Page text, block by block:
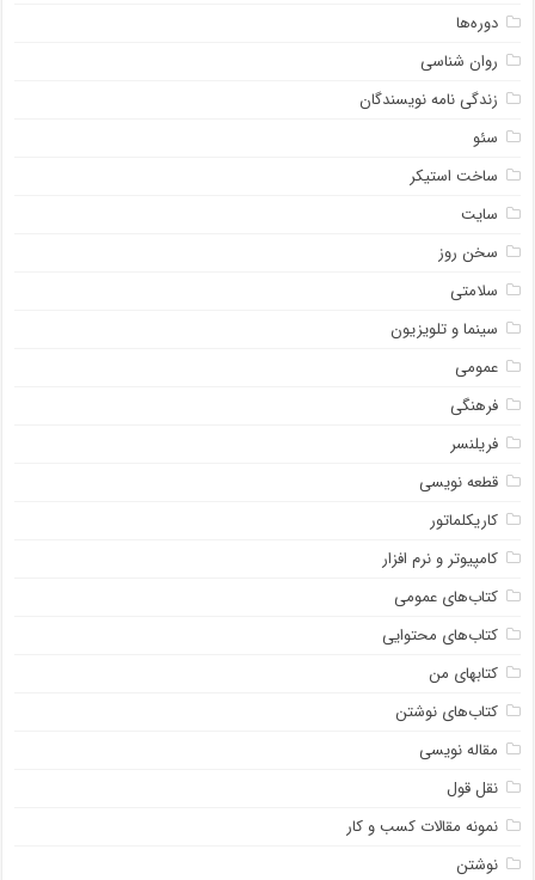
دوره‌ها
روان شناسی
زندگی نامه نویسندگان
سئو
ساخت استیکر
سایت
سخن روز
سلامتی
سینما و تلویزیون
عمومی
فرهنگی
فریلنسر
قطعه نویسی
کاریکلماتور
کامپیوتر و نرم افزار
کتاب‌های عمومی
کتاب‌های محتوایی
کتابهای من
کتاب‌های نوشتن
مقاله نویسی
نقل قول
نمونه مقالات کسب و کار
نوشتن